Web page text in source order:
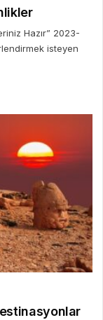
Hazır” 2023-
isteyen